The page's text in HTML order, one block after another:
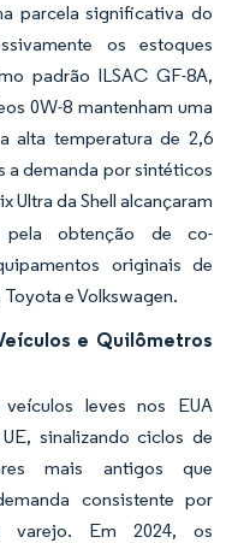
parcela significativa do
os estoques
padrão ILSAC GF-8A,
0W-8 mantenham uma
alta temperatura de 2,6
a demanda por sintéticos
Ultra da Shell alcançaram
pela obtenção de co-
originais de
e Volkswagen.
e Quilômetros
leves nos EUA
sinalizando ciclos de
mais antigos que
consistente por
varejo. Em 2024, os